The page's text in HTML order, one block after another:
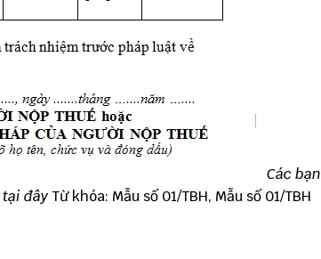
Các bạn
tại đây Từ khóa: Mẫu số 01/TBH, Mẫu số 01/TBH